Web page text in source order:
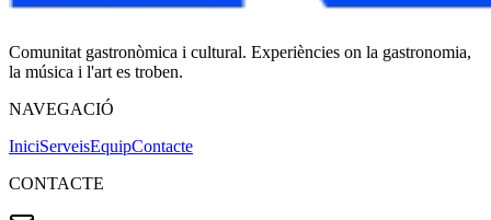
Comunitat gastronòmica i cultural. Experiències on la gastronomia,
la música i l'art es troben.
NAVEGACIÓ
IniciServeisEquipContacte
CONTACTE